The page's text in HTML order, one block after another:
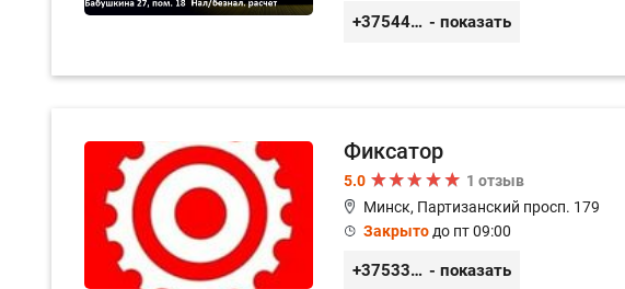
+375447430060 - показать
Фиксатор
5.0
1 отзыв
Минск, Партизанский просп. 179
Закрытодо пт 09:00
+375336617270 - показать